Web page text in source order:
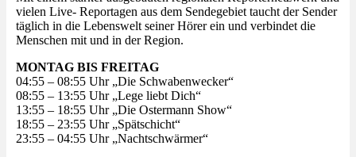
vielen Live- Reportagen aus dem Sendegebiet taucht der Sender
täglich in die Lebenswelt seiner Hörer ein und verbindet die
Menschen mit und in der Region.
MONTAG BIS FREITAG
04:55 – 08:55 Uhr „Die Schwabenwecker“
08:55 – 13:55 Uhr „Lege liebt Dich“
13:55 – 18:55 Uhr „Die Ostermann Show“
18:55 – 23:55 Uhr „Spätschicht“
23:55 – 04:55 Uhr „Nachtschwärmer“